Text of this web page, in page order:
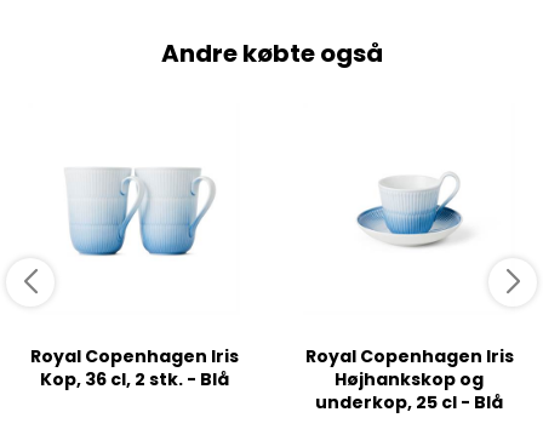
Andre købte også
Royal Copenhagen Iris
Kop, 36 cl, 2 stk. - Blå
Royal Copenhagen Iris
Højhankskop og
underkop, 25 cl - Blå